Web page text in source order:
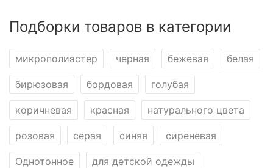
Подборки товаров в категории
микрополиэстер черная бежевая белая
бирюзовая бордовая голубая
коричневая красная натурального цвета
розовая серая синяя сиреневая
Однотонное для детской одежды